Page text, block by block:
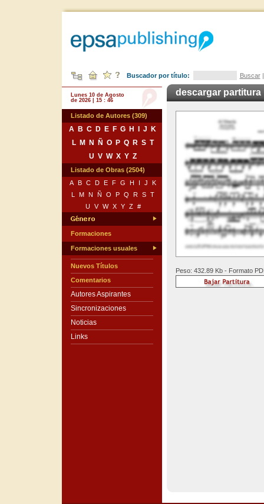
Buscador por título: Buscar
Lunes 10 de Agosto
de 2026 | 15 : 46
Listado de Autores (309)
A B C D E F G H J
K
L
M N Ñ O P Q R S T
U V W X Y Z
Listado de Obras (2504)
A
B C D E F G H I J
K
L
M N Ñ O P Q R S T
U
V W X Y Z #
Formaciones
Formaciones usuales
Nuevos Títulos
Comentarios
Autores Aspirantes
Sincronizaciones
Noticias
Links
descargar partitura
Peso: 432.89 Kb - Formato